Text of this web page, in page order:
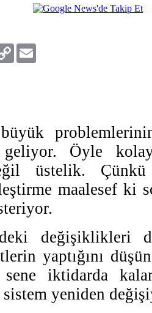
Copy
Link
Öyle
üstelik. Çünkü
maalesef ki
değişiklikleri
yaptığını
iktidarda
sistem yeniden